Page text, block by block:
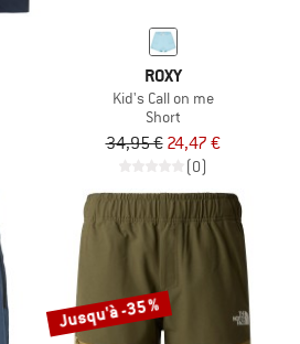
ROXY
Kid's Call on me
Short
34,95 € 24,47 €
(0)
Jusqu'à -35 %